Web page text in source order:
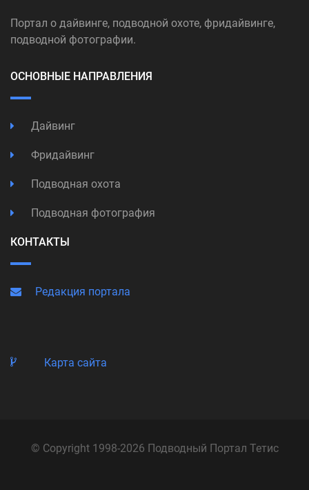
Портал о дайвинге, подводной охоте, фридайвинге,
подводной фотографии.
ОСНОВНЫЕ НАПРАВЛЕНИЯ
Дайвинг
Фридайвинг
Подводная охота
Подводная фотография
КОНТАКТЫ
Редакция портала
Карта сайта
© Copyright 1998-2026 Подводный Портал Тетис